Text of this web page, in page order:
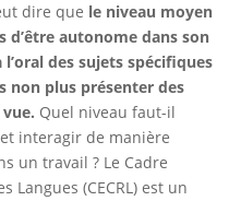
dire que le niveau moyen
d’être autonome dans son
des sujets spécifiques
non plus présenter des
Quel niveau faut-il
interagir de manière
un travail ? Le Cadre
Langues (CECRL) est un